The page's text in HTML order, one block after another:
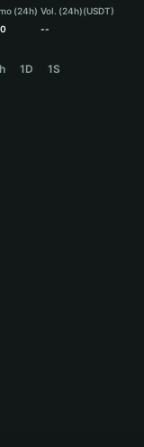
(24h) Vol. (24h)(USDT)
--
1D 1S